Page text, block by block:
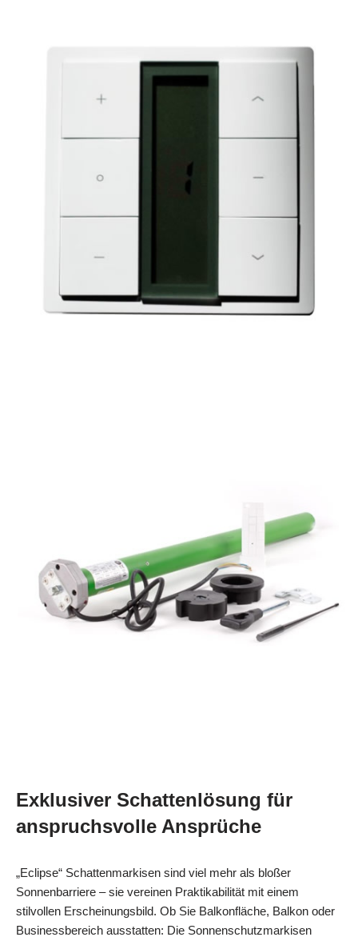
Exklusiver Schattenlösung für
anspruchsvolle Ansprüche
„Eclipse“ Schattenmarkisen sind viel mehr als bloßer
Sonnenbarriere – sie vereinen Praktikabilität mit einem
stilvollen Erscheinungsbild. Ob Sie Balkonfläche, Balkon oder
Businessbereich ausstatten: Die Sonnenschutzmarkisen